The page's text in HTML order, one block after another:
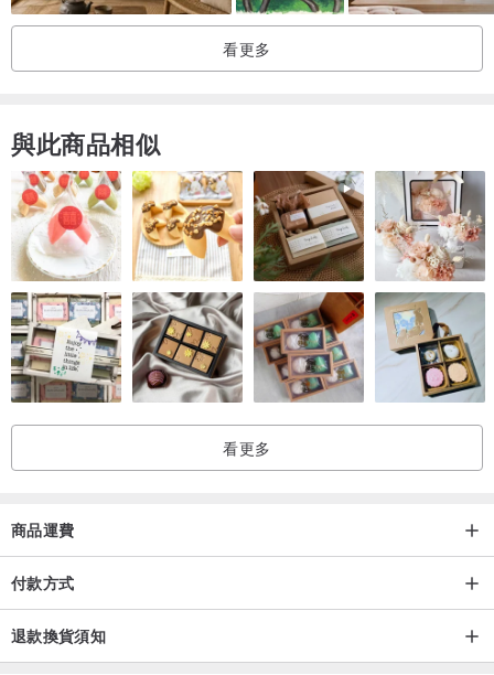
看更多
與此商品相似
看更多
商品運費
付款方式
退款換貨須知